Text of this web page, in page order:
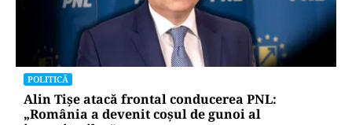
POLITICĂ
Alin Tișe atacă frontal conducerea PNL:
„România a devenit coșul de gunoi al